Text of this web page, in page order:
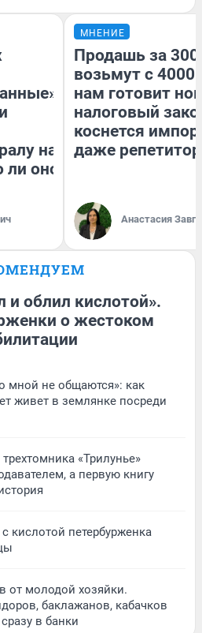
на
оно
МНЕНИЕ
Продашь за
возьмут с
нам готовит
налоговый
коснется
даже
Анастасия
и облил кислотой».
о жестоком
мной не общаются»: как
живет в землянке посреди
«Трилунье»
а первую книгу
кислотой петербурженка
от молодой хозяйки.
баклажанов, кабачков
в банки